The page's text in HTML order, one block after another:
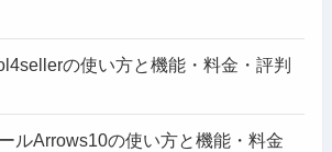
の使い方と機能・料金・評判
ルArrows10の使い方と機能・料金